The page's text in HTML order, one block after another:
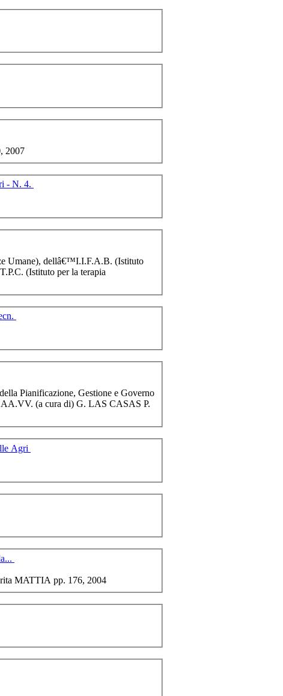
2007
- N. 4.
Umane), dellâ€™I.I.F.A.B. (Istituto
(Istituto per la terapia
Pianificazione, Gestione e Governo
(a cura di) G. LAS CASAS P.
Agri
MATTIA pp. 176, 2004